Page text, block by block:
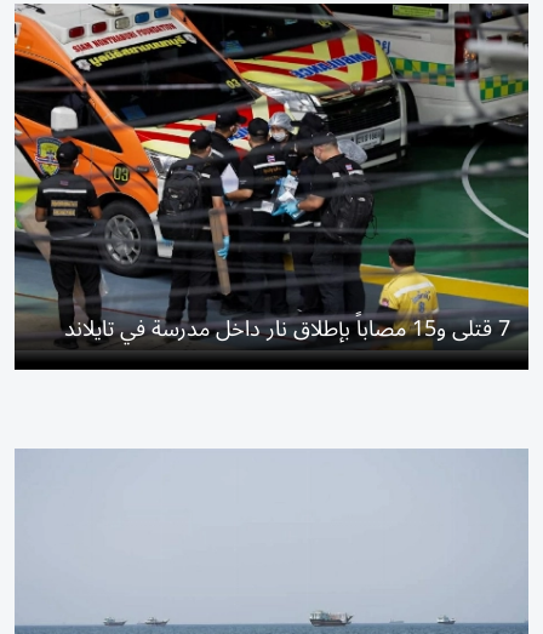
7 قتلى و15 مصاباً بإطلاق نار داخل مدرسة في تايلاند